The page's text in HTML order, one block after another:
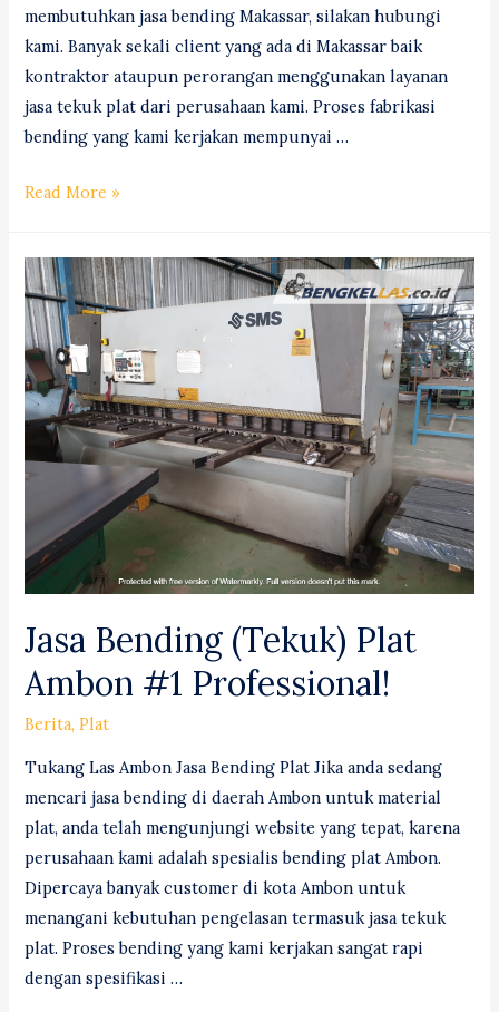
membutuhkan jasa bending Makassar, silakan hubungi
kami. Banyak sekali client yang ada di Makassar baik
kontraktor ataupun perorangan menggunakan layanan
jasa tekuk plat dari perusahaan kami. Proses fabrikasi
bending yang kami kerjakan mempunyai …
Jasa
Plat
Makassar
#1
Professional!
Read More »
Jasa Bending (Tekuk) Plat
Ambon #1 Professional!
Berita,Plat
Tukang Las Ambon Jasa Bending Plat Jika anda sedang
mencari jasa bending di daerah Ambon untuk material
plat, anda telah mengunjungi website yang tepat, karena
perusahaan kami adalah spesialis bending plat Ambon.
Dipercaya banyak customer di kota Ambon untuk
menangani kebutuhan pengelasan termasuk jasa tekuk
plat. Proses bending yang kami kerjakan sangat rapi
dengan spesifikasi …